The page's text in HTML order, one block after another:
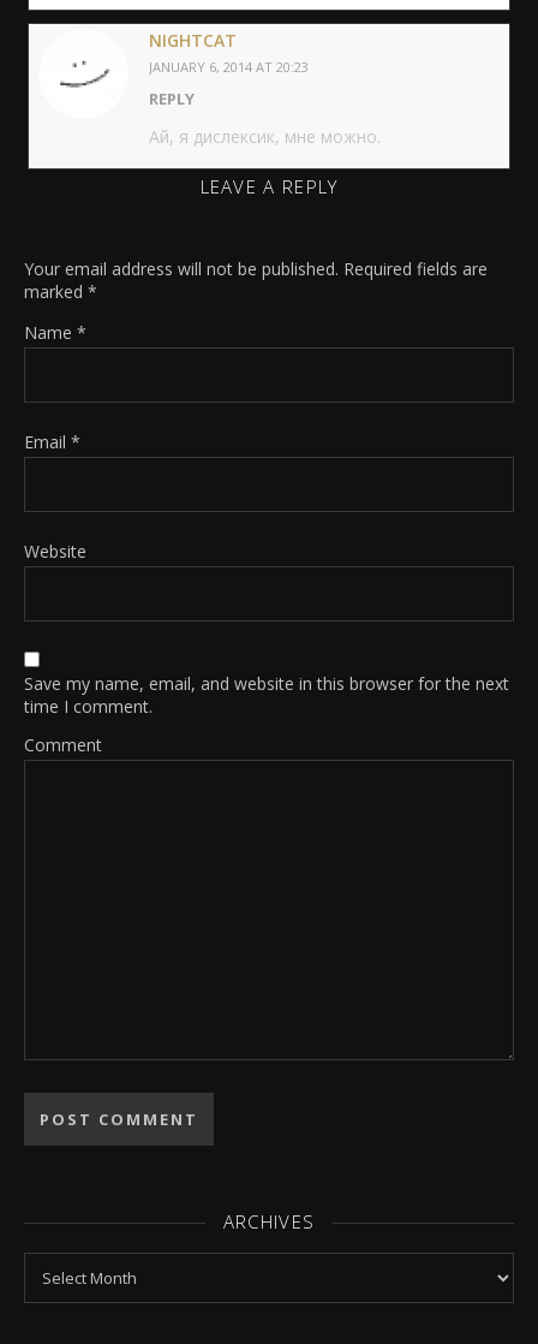
NIGHTCAT
JANUARY 6, 2014 AT 20:23
REPLY
Ай, я дислексик, мне можно.
LEAVE A REPLY
Your email address will not be published. Required fields are
marked *
Name *
Email *
Website
Save my name, email, and website in this browser for the next
time I comment.
Comment
ARCHIVES